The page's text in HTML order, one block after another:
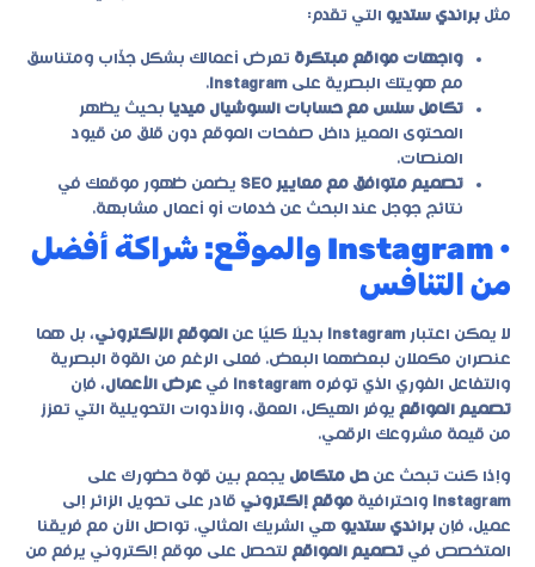
مثل براندي ستديو التي تقدم:
واجهات مواقع مبتكرة تعرض أعمالك بشكل جذّاب ومتناسق
مع هويتك البصرية على Instagram
.
تكامل سلس مع حسابات السوشيال ميديا بحيث يظهر
المحتوى المميز داخل صفحات الموقع دون قلق من قيود
المنصات.
تصميم متوافق مع معايير SEO
يضمن ظهور موقعك في
نتائج جوجل عند البحث عن خدمات أو أعمال مشابهة.
• Instagram والموقع: شراكة أفضل
من التنافس
لا يمكن اعتبار Instagram بديلًا كليًا عن الموقع الإلكتروني، بل هما
عنصران مكملان لبعضهما البعض. فعلى الرغم من القوة البصرية
والتفاعل الفوري الذي توفره Instagram في عرض الأعمال، فإن
تصميم المواقع يوفر الهيكل، العمق، والأدوات التحويلية التي تعزز
من قيمة مشروعك الرقمي.
وإذا كنت تبحث عن حل متكامل يجمع بين قوة حضورك على
Instagram واحترافية موقع إلكتروني قادر على تحويل الزائر إلى
عميل، فإن براندي ستديو هي الشريك المثالي. تواصل الآن مع فريقنا
المتخصص في تصميم المواقع لتحصل على موقع إلكتروني يرفع من